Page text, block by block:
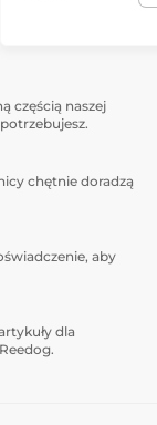
częścią naszej
chętnie doradzą
aby
dla